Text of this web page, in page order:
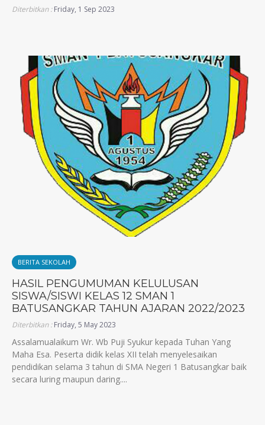
Diterbitkan :Friday, 1 Sep 2023
BERITA SEKOLAH
HASIL PENGUMUMAN KELULUSAN
SISWA/SISWI KELAS 12 SMAN 1
BATUSANGKAR TAHUN AJARAN 2022/2023
Diterbitkan :Friday, 5 May 2023
Assalamualaikum Wr. Wb Puji Syukur kepada Tuhan Yang
Maha Esa. Peserta didik kelas XII telah menyelesaikan
pendidikan selama 3 tahun di SMA Negeri 1 Batusangkar baik
secara luring maupun daring....